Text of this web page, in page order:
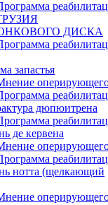
ДИСКА
запастья
дюпюитрена
де кервена
нотта (щелкающий